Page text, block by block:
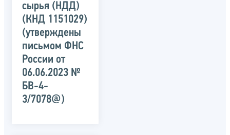
сырья (НДД)
(КНД 1151029)
(утверждены
письмом ФНС
России от
06.06.2023 №
БВ-4-
3/7078@)